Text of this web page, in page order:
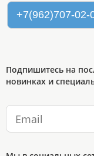
+7(962)707-02-
Подпишитесь на
новинках и